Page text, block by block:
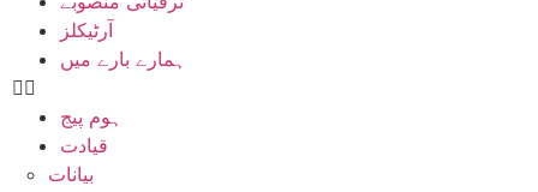
آرٹیکلز
ہمارے بارے میں
ہوم پیج
قیادت
بیانات